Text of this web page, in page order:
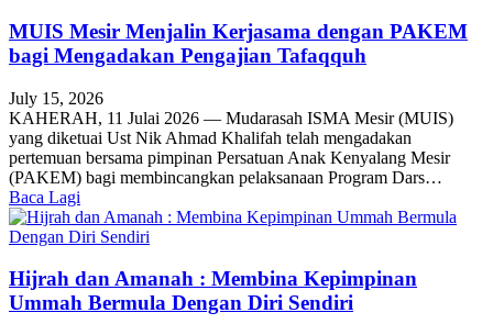
MUIS Mesir Menjalin Kerjasama dengan PAKEM
bagi Mengadakan Pengajian Tafaqquh
July 15, 2026
KAHERAH, 11 Julai 2026 — Mudarasah ISMA Mesir (MUIS)
yang diketuai Ust Nik Ahmad Khalifah telah mengadakan
pertemuan bersama pimpinan Persatuan Anak Kenyalang Mesir
(PAKEM) bagi membincangkan pelaksanaan Program Dars…
Baca Lagi
Hijrah dan Amanah : Membina Kepimpinan
Ummah Bermula Dengan Diri Sendiri